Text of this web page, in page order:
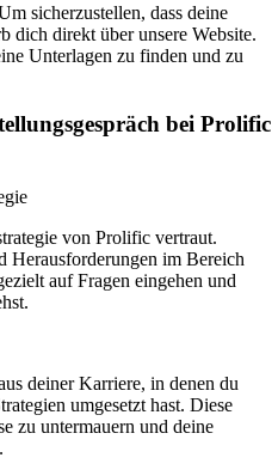
sicherzustellen, dass deine
dich direkt über unsere Website.
Unterlagen zu finden und zu
bei Prolific
von Prolific vertraut.
Herausforderungen im Bereich
auf Fragen eingehen und
deiner Karriere, in denen du
umgesetzt hast. Diese
zu untermauern und deine